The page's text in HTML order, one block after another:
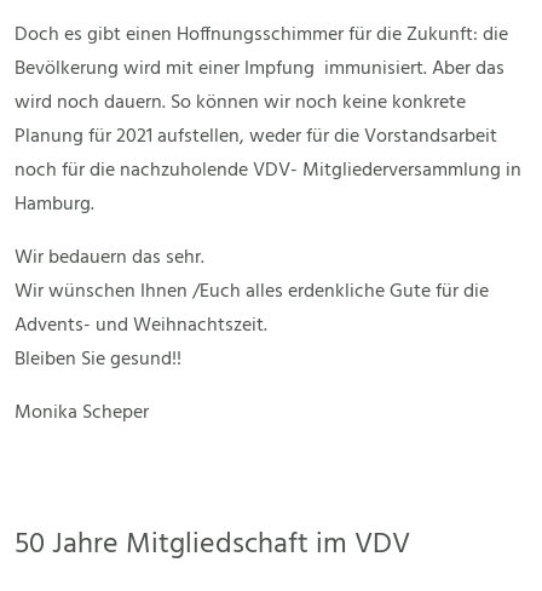
Doch es gibt einen Hoffnungsschimmer für die Zukunft: die
Bevölkerung wird mit einer Impfung immunisiert. Aber das
wird noch dauern. So können wir noch keine konkrete
Planung für 2021 aufstellen, weder für die Vorstandsarbeit
noch für die nachzuholende VDV- Mitgliederversammlung in
Hamburg.
Wir bedauern das sehr.
Wir wünschen Ihnen /Euch alles erdenkliche Gute für die
Advents- und Weihnachtszeit.
Bleiben Sie gesund!!
Monika Scheper
50 Jahre Mitgliedschaft im VDV